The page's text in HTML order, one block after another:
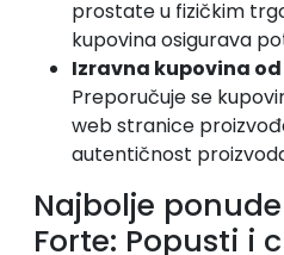
prostate u fizičkim
kupovina osigurava
Izravna kupovina
Preporučuje se
web stranice
autentičnost
Najbolje
Forte: Popusti i